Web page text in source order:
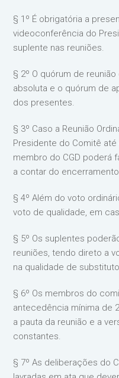
§ 1º É obrigatória a
videoconferência do
suplente nas reuniões.
§ 2º O quórum de
absoluta e o quórum de
dos presentes.
§ 3º Caso a Reunião
Presidente do Comitê
membro do CGD poderá
a contar do
§ 4º Além do voto
voto de qualidade, em
§ 5º Os suplentes
reuniões, tendo direto a
na qualidade de
§ 6º Os membros do
antecedência mínima de
a pauta da reunião e a
constantes.
§ 7º As deliberações do